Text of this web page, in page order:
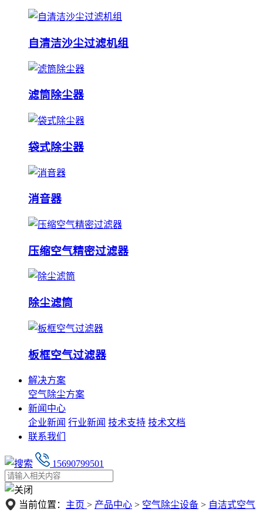
自清洁沙尘过滤机组
滤筒除尘器
袋式除尘器
消音器
压缩空气精密过滤器
除尘滤筒
板框空气过滤器
解决方案
空气除尘方案
新闻中心
企业新闻 行业新闻 技术支持 技术文档
联系我们
15690799501
当前位置： 主页 > 产品中心 > 空气除尘设备 > 自洁式空气